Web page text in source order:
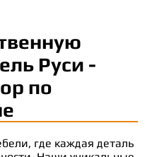
Руси -
по
где каждая деталь